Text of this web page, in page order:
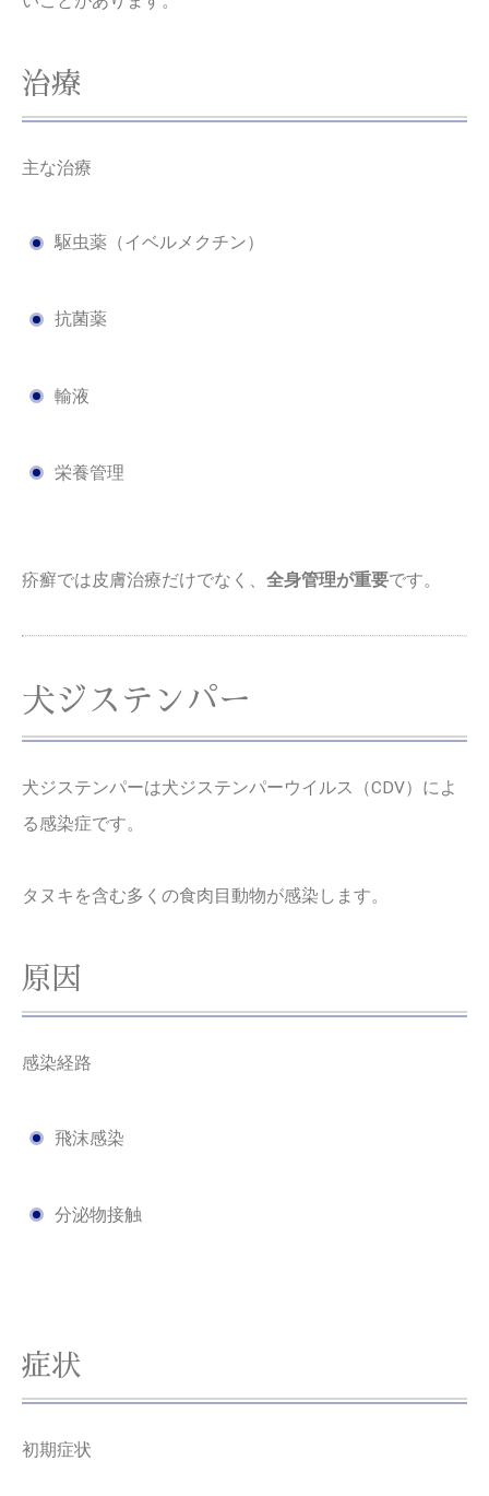
治療
主な治療
駆虫薬（イベルメクチン）
抗菌薬
輸液
栄養管理
疥癬では皮膚治療だけでなく、 全身管理が重要です。
犬ジステンパー
犬ジステンパーは犬ジステンパーウイルス（CDV）によ
る感染症です。
タヌキを含む多くの食肉目動物が感染します。
原因
感染経路
飛沫感染
分泌物接触
症状
初期症状